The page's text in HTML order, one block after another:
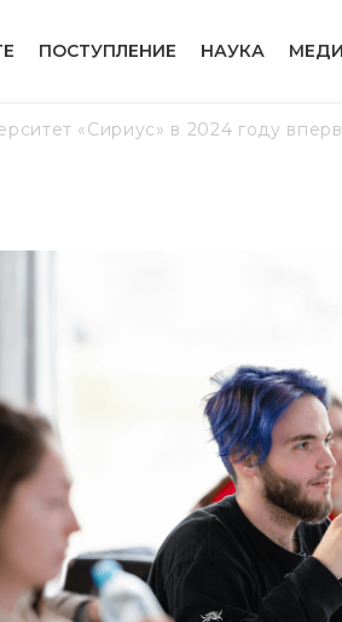
ПОСТУПЛЕНИЕ НАУКА
«Сириус» в 2024 году